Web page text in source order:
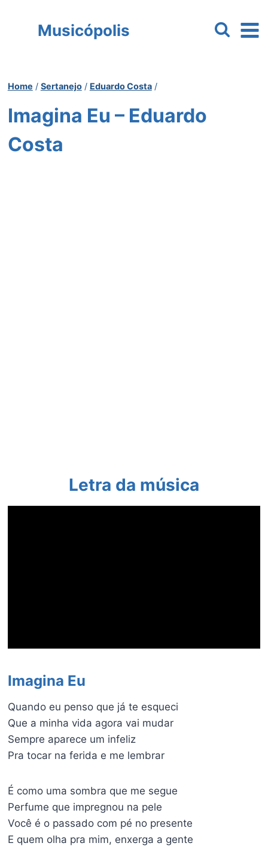
Musicópolis
Home / Sertanejo / Eduardo Costa /
Imagina Eu – Eduardo
Costa
Letra da música
Imagina Eu
Quando eu penso que já te esqueci
Que a minha vida agora vai mudar
Sempre aparece um infeliz
Pra tocar na ferida e me lembrar
É como uma sombra que me segue
Perfume que impregnou na pele
Você é o passado com pé no presente
E quem olha pra mim, enxerga a gente